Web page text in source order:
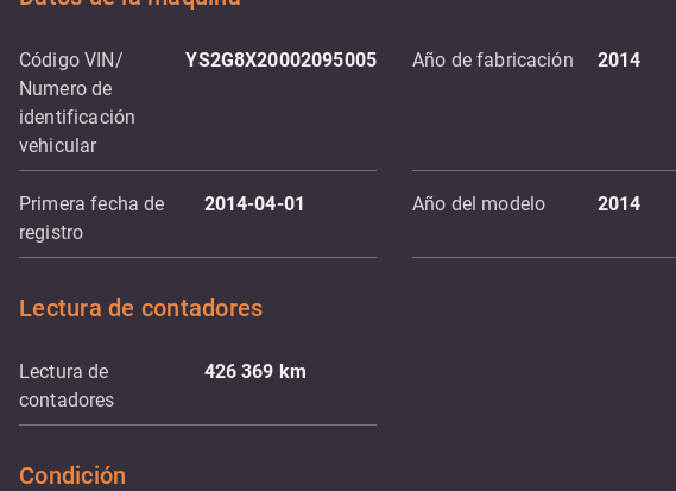
Código VIN/
Numero de
identificación
vehicular
YS2G8X20002095005 Año de fabricación 2014
Primera fecha de
registro
2014-04-01 Año del modelo 2014
Lectura de contadores
Lectura de
contadores
426 369 km
Condición